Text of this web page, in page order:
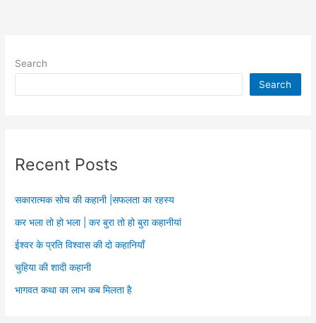
Search
Search
Recent Posts
सकारात्मक सोच की कहानी |सफलता का रहस्य
कर भला तो हो भला | कर बुरा तो हो बुरा कहानीयां
ईश्वर के प्रति विश्वास की दो कहानियाँ
चुहिया की शादी कहानी
भागवत कथा का लाभ कब मिलता है